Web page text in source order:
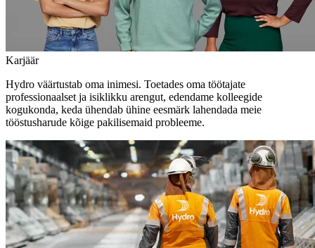
Karjäär
Hydro väärtustab oma inimesi. Toetades oma töötajate
professionaalset ja isiklikku arengut, edendame kolleegide
kogukonda, keda ühendab ühine eesmärk lahendada meie
tööstusharude kõige pakilisemaid probleeme.